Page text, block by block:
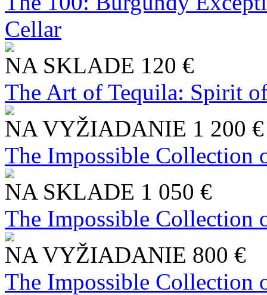
Cellar
NA SKLADE 120 €
The Art of Tequila: Spirit
NA VYŽIADANIE 1 200 €
The Impossible Collection
NA SKLADE 1 050 €
The Impossible Collection
NA VYŽIADANIE 800 €
The Impossible Collection